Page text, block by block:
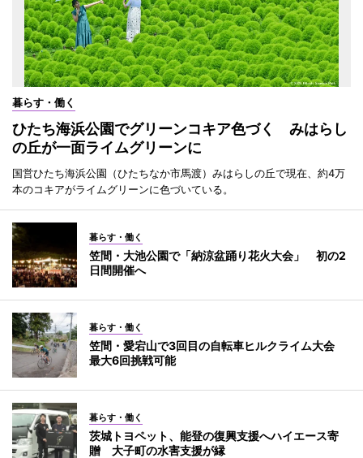
暮らす・働く
ひたち海浜公園でグリーンコキア色づく みはらし
の丘が一面ライムグリーンに
国営ひたち海浜公園（ひたちなか市馬渡）みはらしの丘で現在、約4万
本のコキアがライムグリーンに色づいている。
暮らす・働く
笠間・大池公園で「納涼盆踊り花火大会」 初の2
日間開催へ
暮らす・働く
笠間・愛宕山で3回目の自転車ヒルクライム大会
最大6回挑戦可能
暮らす・働く
茨城トヨペット、能登の復興支援へハイエース寄
贈 大子町の水害支援が縁